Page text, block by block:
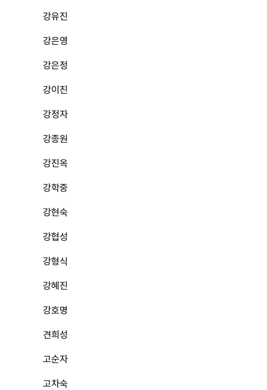
강유진
강은영
강은정
강이진
강정자
강종원
강진옥
강학중
강현숙
강협성
강형식
강혜진
강호명
견희성
고순자
고차숙